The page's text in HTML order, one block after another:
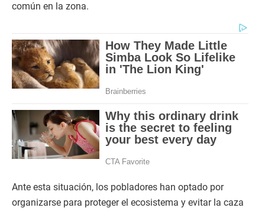
común en la zona.
Ante esta situación, los pobladores han optado por
organizarse para proteger el ecosistema y evitar la caza